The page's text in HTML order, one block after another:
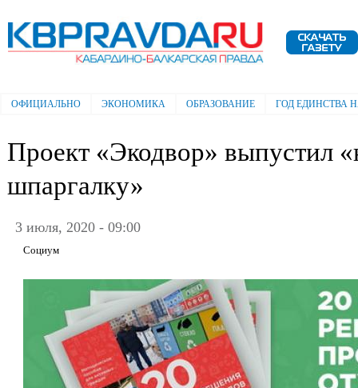
Электронная газета "Кабардино-
Балкарская правда"
Главное меню
ОФИЦИАЛЬНО ЭКОНОМИКА ОБРАЗОВАНИЕ ГОД ЕДИНСТВА
Проект «Экодвор» выпустил
шпаргалку»
3 июля, 2020 - 09:00
Социум